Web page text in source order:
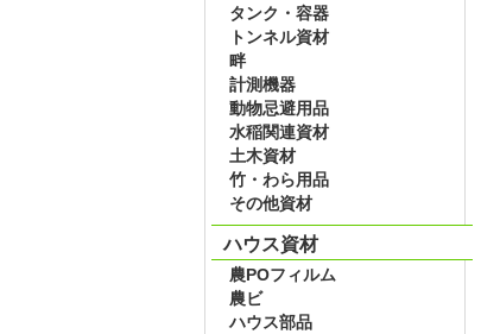
タンク・容器
トンネル資材
畔
計測機器
動物忌避用品
水稲関連資材
土木資材
竹・わら用品
その他資材
ハウス資材
農POフィルム
農ビ
ハウス部品